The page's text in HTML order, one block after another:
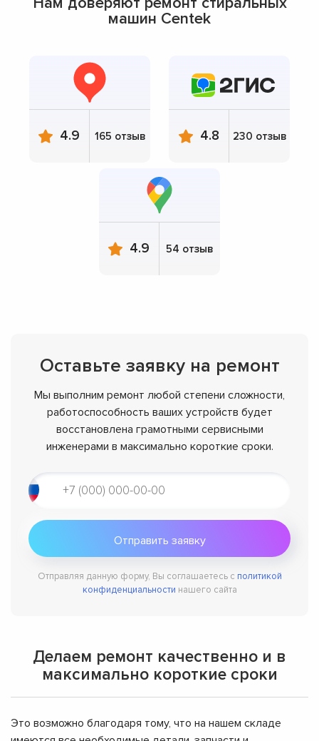
машин Centek
4.9 165 отзыв 4.8 230 отзыв
4.9 54 отзыв
Оставьте заявку на ремонт
Мы выполним ремонт любой степени сложности,
работоспособность ваших устройств будет
восстановлена грамотными сервисными
инженерами в максимально короткие сроки.
Отправляя данную форму, Вы соглашаетесь с политикой
конфиденциальности нашего сайта
Делаем ремонт качественно и в
максимально короткие сроки
Это возможно благодаря тому, что на нашем складе